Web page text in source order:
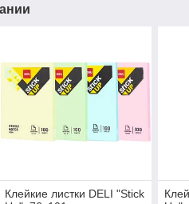
Клейкие листки DELI "Stick